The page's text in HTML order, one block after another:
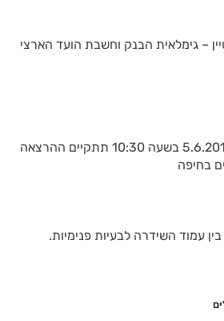
– גימלאית הבנק וחשבת הועד הארצי
תזכורת – ביום ג' ה- 5.6.2012 בשעה 10:30 תתקיים ההרצאה
בחיפה
השידרה לבעיות פנימיות.